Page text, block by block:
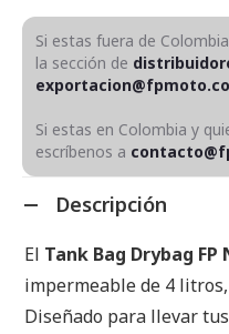
Si estas fuera de
la sección de
Si estas en Colombia y
escríbenos a
Descripción
El Tank Bag Drybag FP
impermeable de 4
Diseñado para llevar